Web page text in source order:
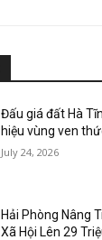
Đấu giá đất Hà
hiệu vùng ven
July 24, 2026
Hải Phòng Nâng
Xã Hội Lên 29